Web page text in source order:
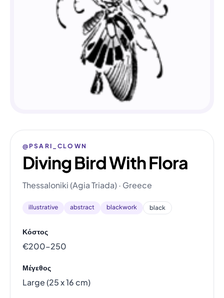
@PSARI_CLOWN
Diving Bird With Flora
Thessaloniki (Agia Triada) · Greece
illustrative abstract blackwork black
Κόστος
€200–250
Μέγεθος
Large (25 x 16 cm)